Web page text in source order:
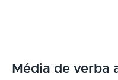
Média de verba